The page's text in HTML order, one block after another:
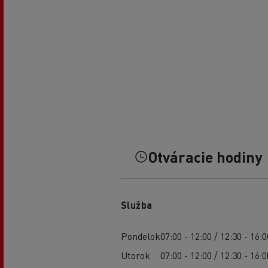
Otváracie hodiny
Služba
Pondelok07:00 - 12:00 / 12:30 -
Utorok
07:00 - 12:00 / 12:30 -